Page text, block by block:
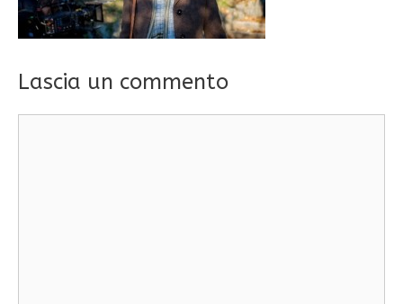
Lascia un commento